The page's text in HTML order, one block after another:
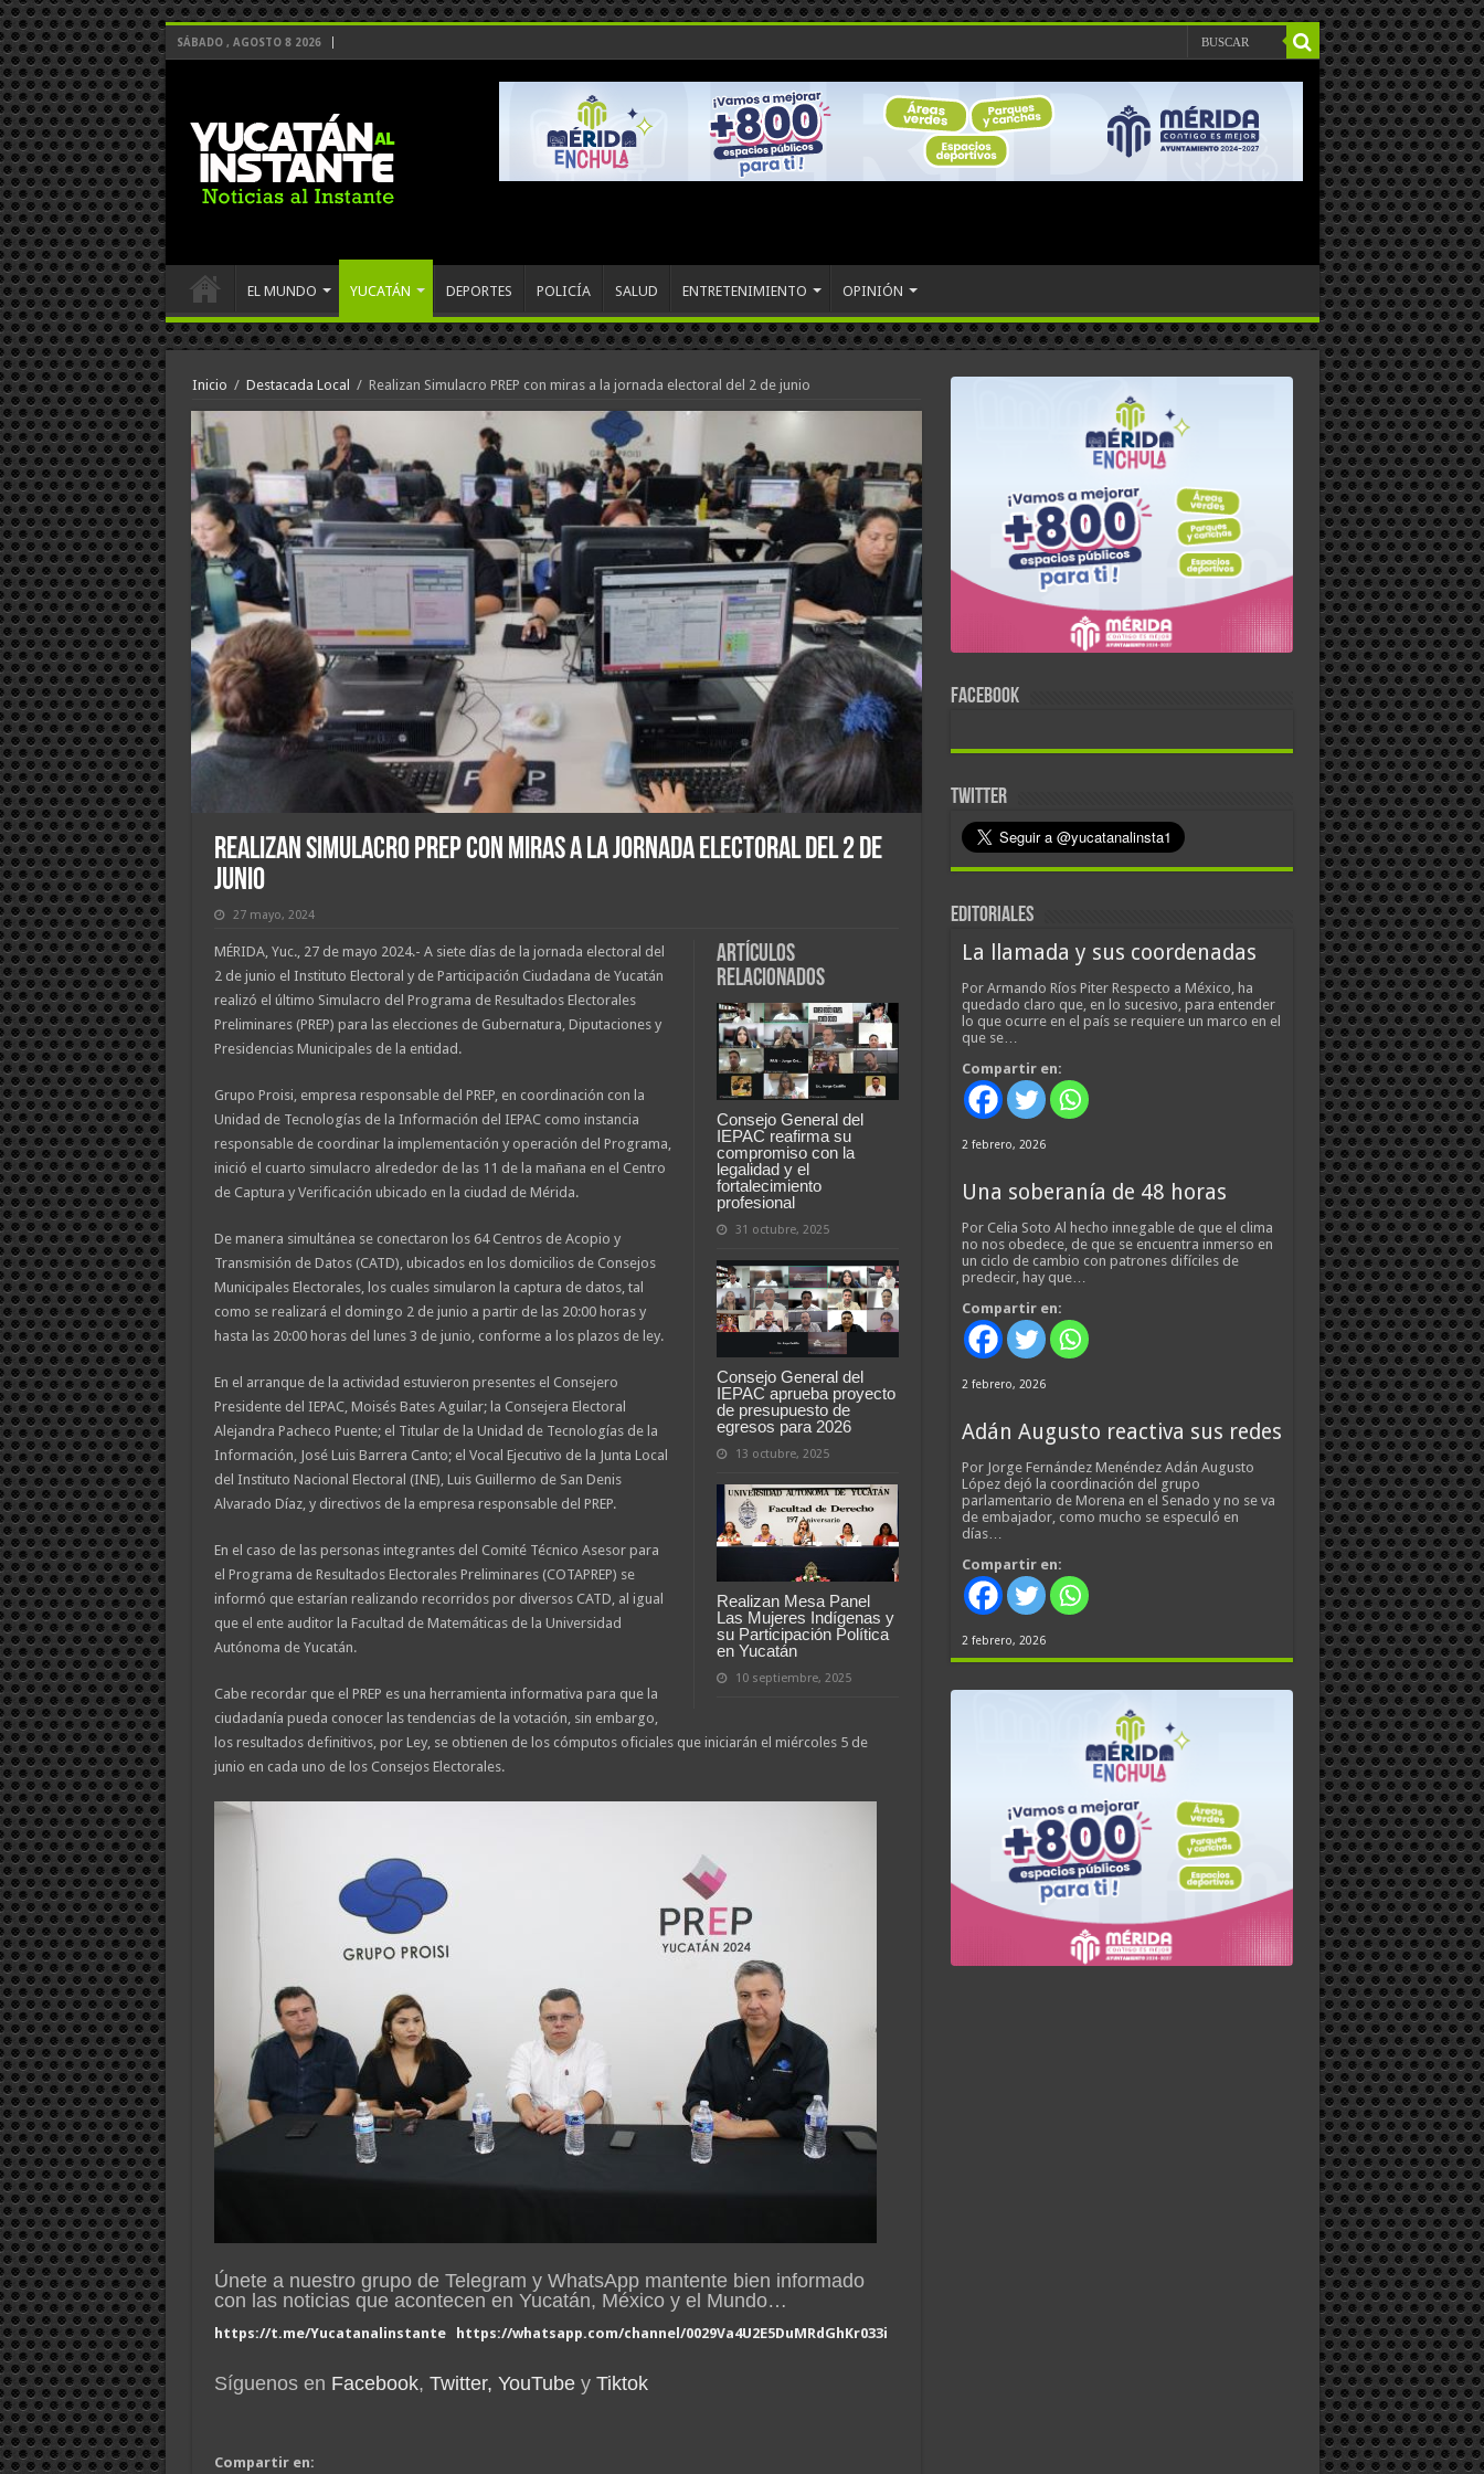
SÁBADO , AGOSTO 8 2026
EL MUNDO YUCATÁN DEPORTES POLICÍA SALUD ENTRETENIMIENTO OPINIÓN
Inicio / Destacada Local / Realizan Simulacro PREP con miras a la jornada electoral del 2 de junio
Realizan Simulacro PREP con miras a la jornada electoral del 2 de
junio
27 mayo, 2024
Artículos
relacionados
Consejo General del
IEPAC reafirma su
compromiso con la
legalidad y el
fortalecimiento
profesional
31 octubre, 2025
Consejo General del
IEPAC aprueba proyecto
de presupuesto de
egresos para 2026
13 octubre, 2025
Realizan Mesa Panel
Las Mujeres Indígenas y
su Participación Política
en Yucatán
10 septiembre, 2025
MÉRIDA, Yuc., 27 de mayo 2024.- A siete días de la jornada electoral del
2 de junio el Instituto Electoral y de Participación Ciudadana de Yucatán
realizó el último Simulacro del Programa de Resultados Electorales
Preliminares (PREP) para las elecciones de Gubernatura, Diputaciones y
Presidencias Municipales de la entidad.
Grupo Proisi, empresa responsable del PREP, en coordinación con la
Unidad de Tecnologías de la Información del IEPAC como instancia
responsable de coordinar la implementación y operación del Programa,
inició el cuarto simulacro alrededor de las 11 de la mañana en el Centro
de Captura y Verificación ubicado en la ciudad de Mérida.
De manera simultánea se conectaron los 64 Centros de Acopio y
Transmisión de Datos (CATD), ubicados en los domicilios de Consejos
Municipales Electorales, los cuales simularon la captura de datos, tal
como se realizará el domingo 2 de junio a partir de las 20:00 horas y
hasta las 20:00 horas del lunes 3 de junio, conforme a los plazos de ley.
En el arranque de la actividad estuvieron presentes el Consejero
Presidente del IEPAC, Moisés Bates Aguilar; la Consejera Electoral
Alejandra Pacheco Puente; el Titular de la Unidad de Tecnologías de la
Información, José Luis Barrera Canto; el Vocal Ejecutivo de la Junta Local
del Instituto Nacional Electoral (INE), Luis Guillermo de San Denis
Alvarado Díaz, y directivos de la empresa responsable del PREP.
En el caso de las personas integrantes del Comité Técnico Asesor para
el Programa de Resultados Electorales Preliminares (COTAPREP) se
informó que estarían realizando recorridos por diversos CATD, al igual
que el ente auditor la Facultad de Matemáticas de la Universidad
Autónoma de Yucatán.
Cabe recordar que el PREP es una herramienta informativa para que la
ciudadanía pueda conocer las tendencias de la votación, sin embargo,
los resultados definitivos, por Ley, se obtienen de los cómputos oficiales que iniciarán el miércoles 5 de
junio en cada uno de los Consejos Electorales.
Únete a nuestro grupo de Telegram y WhatsApp mantente bien informado
con las noticias que acontecen en Yucatán, México y el Mundo…
https://t.me/Yucatanalinstante https://whatsapp.com/channel/0029Va4U2E5DuMRdGhKr033i
Síguenos en Facebook, Twitter, YouTubey Tiktok
Compartir en:
FACEBOOK
TWITTER
EDITORIALES
La llamada y sus coordenadas
Por Armando Ríos Piter Respecto a México, ha
quedado claro que, en lo sucesivo, para entender
lo que ocurre en el país se requiere un marco en el
que se…
Compartir en:
2 febrero, 2026
Una soberanía de 48 horas
Por Celia Soto Al hecho innegable de que el clima
no nos obedece, de que se encuentra inmerso en
un ciclo de cambio con patrones difíciles de
predecir, hay que…
Compartir en:
2 febrero, 2026
Adán Augusto reactiva sus redes
Por Jorge Fernández Menéndez Adán Augusto
López dejó la coordinación del grupo
parlamentario de Morena en el Senado y no se va
de embajador, como mucho se especuló en
días…
Compartir en:
2 febrero, 2026